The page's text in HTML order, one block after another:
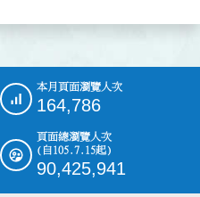
本月頁面瀏覽人次
164,786
頁面總瀏覽人次
(自105.7.15起)
90,425,941